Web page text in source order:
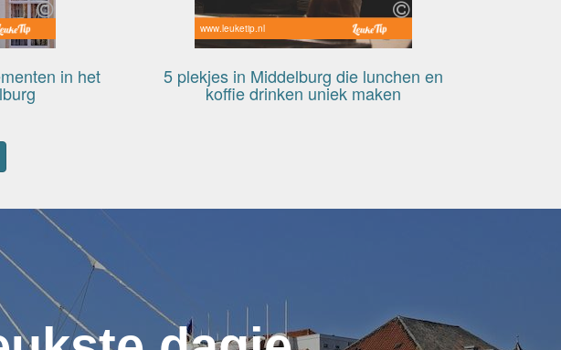
in het
www.leuketip.nl
5 plekjes in Middelburg die lunchen en
koffie drinken uniek maken